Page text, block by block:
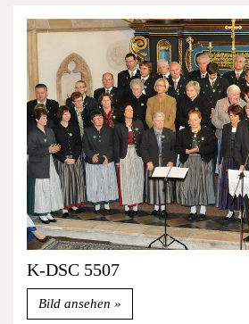
K-DSC 5507
Bild ansehen